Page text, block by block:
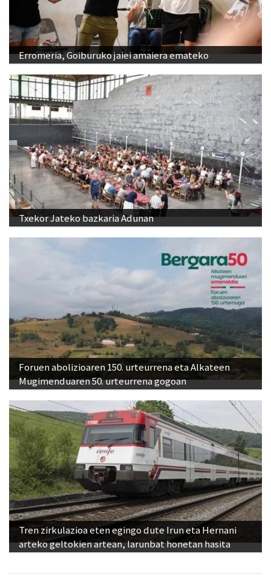
Erromeria, Goiburuko jaiei amaiera emateko
Txekor Jateko bazkaria Adunan
Foruen abolizioaren 150. urteurrena eta Alkateen
Mugimenduaren 50. urteurrena gogoan
Tren zirkulazioa eten egingo dute Irun eta Hernani
arteko geltokien artean, larunbat honetan hasita